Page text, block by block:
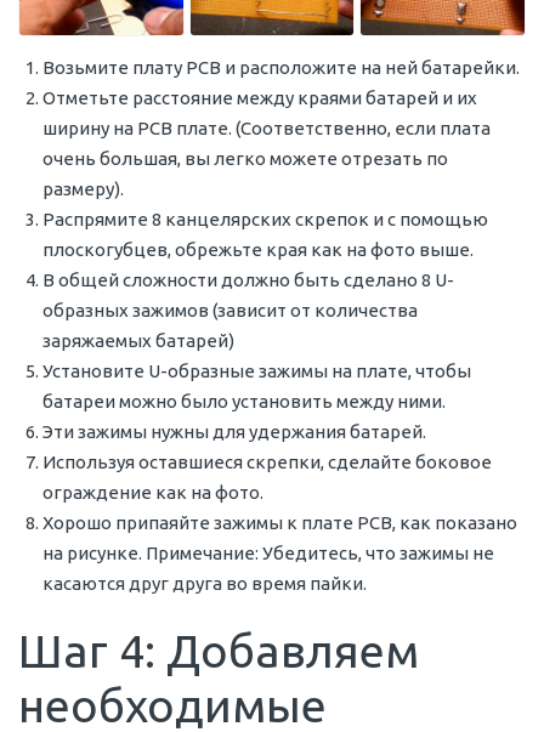
Возьмите плату PCB и расположите на ней батарейки.
Отметьте расстояние между краями батарей и их
ширину на PCB плате. (Соответственно, если плата
очень большая, вы легко можете отрезать по
размеру).
Распрямите 8 канцелярских скрепок и с помощью
плоскогубцев, обрежьте края как на фото выше.
В общей сложности должно быть сделано 8 U-
образных зажимов (зависит от количества
заряжаемых батарей)
Установите U-образные зажимы на плате, чтобы
батареи можно было установить между ними.
Эти зажимы нужны для удержания батарей.
Используя оставшиеся скрепки, сделайте боковое
ограждение как на фото.
Хорошо припаяйте зажимы к плате PCB, как показано
на рисунке. Примечание: Убедитесь, что зажимы не
касаются друг друга во время пайки.
Шаг 4: Добавляем
необходимые